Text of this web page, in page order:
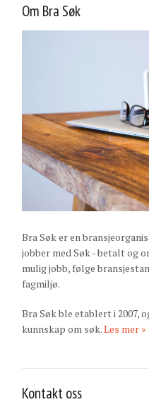
Om Bra Søk
Bra Søk er en
jobber med Søk - betalt og
mulig jobb, følge
fagmiljø.
Bra Søk ble etablert i 2007,
kunnskap om søk.Les mer »
Kontakt oss